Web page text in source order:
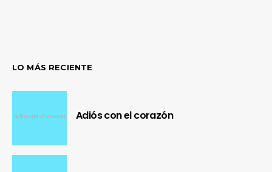
LO MÁS RECIENTE
Adiós con el corazón